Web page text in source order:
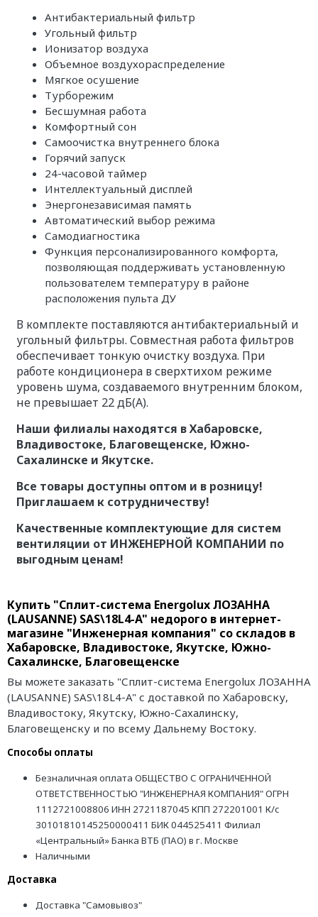
Антибактериальный фильтр
Угольный фильтр
Ионизатор воздуха
Объемное воздухораспределение
Мягкое осушение
Турборежим
Бесшумная работа
Комфортный сон
Самоочистка внутреннего блока
Горячий запуск
24-часовой таймер
Интеллектуальный дисплей
Энергонезависимая память
Автоматический выбор режима
Самодиагностика
Функция персонализированного комфорта,
позволяющая поддерживать установленную
пользователем температуру в районе
расположения пульта ДУ
В комплекте поставляются антибактериальный и
угольный фильтры. Совместная работа фильтров
обеспечивает тонкую очистку воздуха. При
работе кондиционера в сверхтихом режиме
уровень шума, создаваемого внутренним блоком,
не превышает 22 дБ(А).
Наши филиалы находятся в Хабаровске,
Владивостоке, Благовещенске, Южно-
Сахалинске и Якутске.
Все товары доступны оптом и в розницу!
Приглашаем к сотрудничеству!
Качественные комплектующие для систем
вентиляции от ИНЖЕНЕРНОЙ КОМПАНИИ по
выгодным ценам!
Купить "Сплит-система Energolux ЛОЗАННА
(LAUSANNE) SAS\18L4-A" недорого в интернет-
магазине "Инженерная компания" со складов в
Хабаровске, Владивостоке, Якутске, Южно-
Сахалинске, Благовещенске
Вы можете заказать "Сплит-система Energolux ЛОЗАННА
(LAUSANNE) SAS\18L4-A" с доставкой по Хабаровску,
Владивостоку, Якутску, Южно-Сахалинску,
Благовещенску и по всему Дальнему Востоку.
Способы оплаты
Безналичная оплата ОБЩЕСТВО С ОГРАНИЧЕННОЙ
ОТВЕТСТВЕННОСТЬЮ "ИНЖЕНЕРНАЯ КОМПАНИЯ" ОГРН
1112721008806 ИНН 2721187045 КПП 272201001 К/с
30101810145250000411 БИК 044525411 Филиал
«Центральный» Банка ВТБ (ПАО) в г. Москве
Наличными
Доставка
Доставка "Самовывоз"